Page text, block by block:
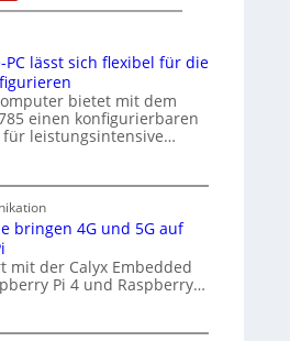
h
t
e
k
t
P
s
i
c
a
-
A
I
a
n
e
lässt sich flexibel für die
bietet mit dem
einen konfigurierbaren
für leistungsintensive…
bringen 4G und 5G auf
mit der Calyx Embedded
Pi 4 und Raspberry…